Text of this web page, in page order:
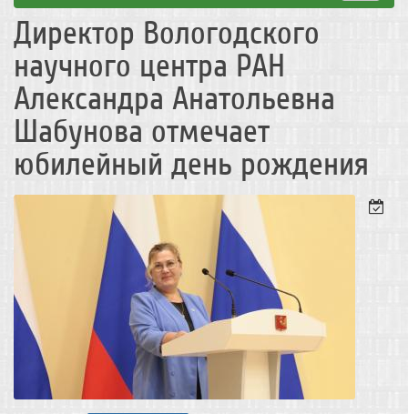
Директор Вологодского
научного центра РАН
Александра Анатольевна
Шабунова отмечает
юбилейный день рождения